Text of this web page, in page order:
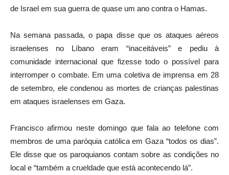
de Israel em sua guerra de quase um ano contra o Hamas.
Na semana passada, o papa disse que os ataques aéreos
israelenses no Líbano eram “inaceitáveis” e pediu à
comunidade internacional que fizesse todo o possível para
interromper o combate. Em uma coletiva de imprensa em 28
de setembro, ele condenou as mortes de crianças palestinas
em ataques israelenses em Gaza.
Francisco afirmou neste domingo que fala ao telefone com
membros de uma paróquia católica em Gaza “todos os dias”.
Ele disse que os paroquianos contam sobre as condições no
local e “também a crueldade que está acontecendo lá”.